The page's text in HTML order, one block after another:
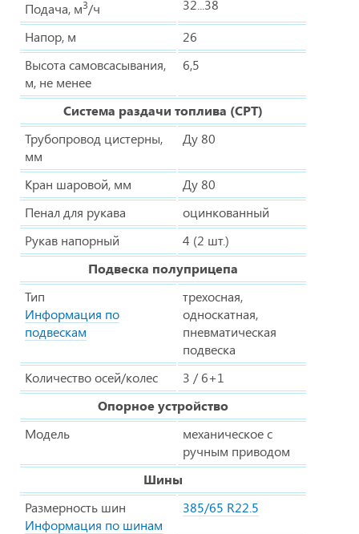
Подача, м3/ч
32...38
Напор, м
26
Высота самовсасывания,
м, не менее
6,5
Система раздачи топлива (СРТ)
Трубопровод цистерны,
мм
Ду 80
Кран шаровой, мм
Ду 80
Пенал для рукава
оцинкованный
Рукав напорный
4 (2 шт.)
Подвеска полуприцепа
Тип
Информация по
подвескам
трехосная,
односкатная,
пневматическая
подвеска
Количество осей/колес
3 / 6+1
Опорное устройство
Модель
механическое с
ручным приводом
Шины
Размерность шин
Информация по шинам
385/65 R22.5